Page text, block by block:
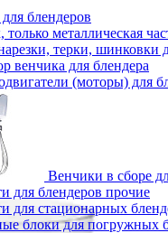
блендеров
металлическая
терки, шинковки
венчика для блендера
(моторы) для
Венчики в сборе
для блендеров прочие
для стационарных
блоки для погружных